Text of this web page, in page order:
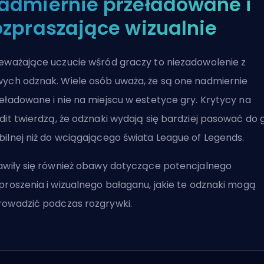
wizualnie
uczucie wśród graczy to niezadowolenie z
odznak. Wiele osób uważa, że są one nadmiernie
i nie na miejscu w estetyce gry. Krytycy na
twierdzą, że odznaki wydają się bardziej pasować do
niż do wciągającego świata League of Legends.
się również obawy dotyczące potencjalnego
i wizualnego bałaganu, jakie te odznaki mogą
podczas rozgrywki.